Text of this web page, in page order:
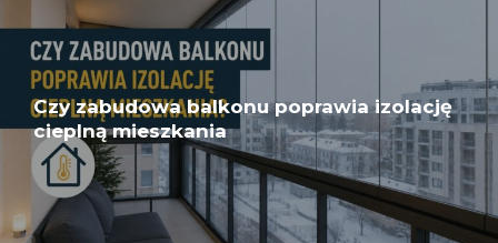
Czy zabudowa balkonu poprawia izolację
cieplną mieszkania